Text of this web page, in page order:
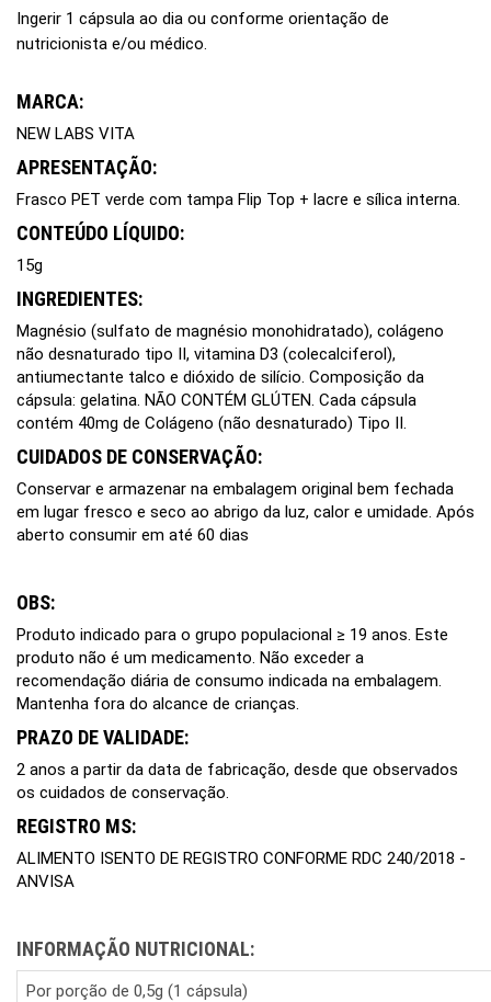
Ingerir 1 cápsula ao dia ou conforme orientação de
nutricionista e/ou médico.
MARCA:
NEW LABS VITA
APRESENTAÇÃO:
Frasco PET verde com tampa Flip Top + lacre e sílica interna.
CONTEÚDO LÍQUIDO:
15g
INGREDIENTES:
Magnésio (sulfato de magnésio monohidratado), colágeno
não desnaturado tipo II, vitamina D3 (colecalciferol),
antiumectante talco e dióxido de silício. Composição da
cápsula: gelatina. NÃO CONTÉM GLÚTEN. Cada cápsula
contém 40mg de Colágeno (não desnaturado) Tipo II.
CUIDADOS DE CONSERVAÇÃO:
Conservar e armazenar na embalagem original bem fechada
em lugar fresco e seco ao abrigo da luz, calor e umidade. Após
aberto consumir em até 60 dias
OBS:
Produto indicado para o grupo populacional ≥ 19 anos. Este
produto não é um medicamento. Não exceder a
recomendação diária de consumo indicada na embalagem.
Mantenha fora do alcance de crianças.
PRAZO DE VALIDADE:
2 anos a partir da data de fabricação, desde que observados
os cuidados de conservação.
REGISTRO MS:
ALIMENTO ISENTO DE REGISTRO CONFORME RDC 240/2018 -
ANVISA
INFORMAÇÃO NUTRICIONAL:
Por porção de 0,5g (1 cápsula)